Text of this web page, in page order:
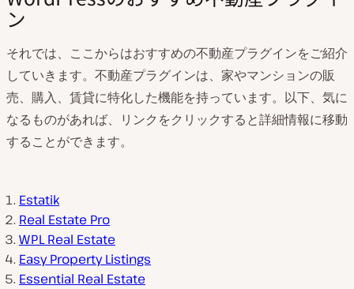
ン
それでは、ここからはおすすめの不動産プラグインをご紹介
していきます。不動産プラグインは、家やマンションの販
売、購入、賃貸に特化した機能を持っています。以下、気に
なるものがあれば、リンクをクリックすると詳細情報に移動
することができます。
Estatik
Real Estate Pro
WPL Real Estate
Easy Property Listings
Essential Real Estate